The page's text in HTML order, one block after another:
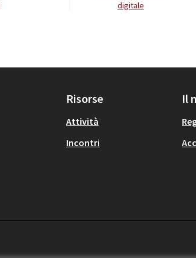
digitale
Risorse
Attività
Incontri
Il